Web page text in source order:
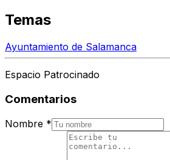
Temas
Ayuntamiento de Salamanca
Espacio Patrocinado
Comentarios
Nombre *